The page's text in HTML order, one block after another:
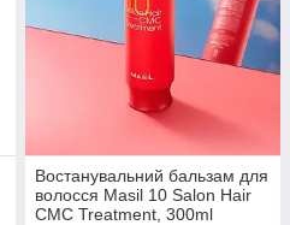
Востанувальний бальзам для
волосся Masil 10 Salon Hair
CMC Treatment, 300ml